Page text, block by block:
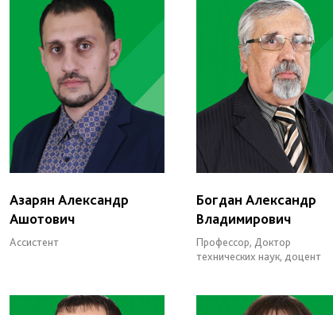
Азарян Александр
Ашотович
Ассистент
Богдан Александр
Владимирович
Профессор, Доктор
технических наук, доцент